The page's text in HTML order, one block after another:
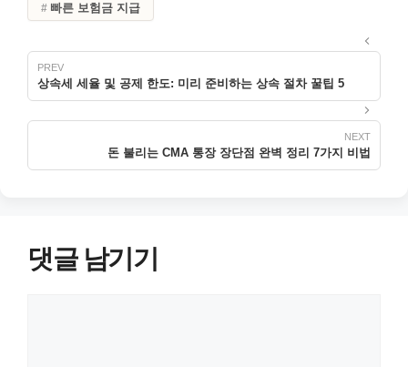
빠른 보험금 지급
상속세 세율 및 공제 한도: 미리 준비하는 상속 절차 꿀팁 5
돈 불리는 CMA 통장 장단점 완벽 정리 7가지 비법
댓글 남기기